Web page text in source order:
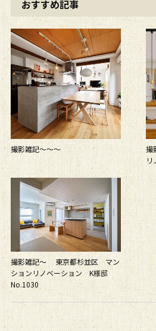
おすすめ記事
撮影雑記～～～
撮
撮影雑記～ 東京都杉並区 マン
ションリノベーション K様邸
No.1030